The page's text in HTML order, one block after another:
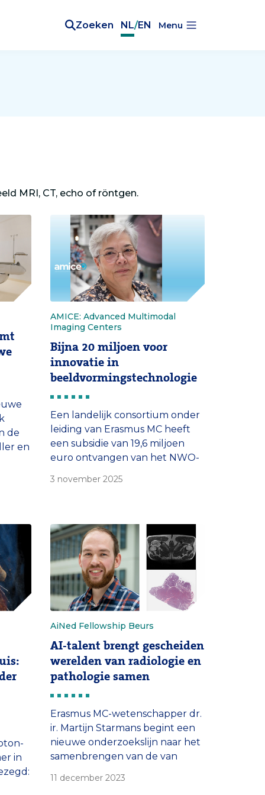
Zoeken NL/EN Menu
MRI, CT, echo of röntgen.
de
en
AMICE: Advanced Multimodal
Imaging Centers
Bijna 20 miljoen voor
innovatie in
beeldvormingstechnologie
Een landelijk consortium onder
leiding van Erasmus MC heeft
een subsidie van 19,6 miljoen
euro ontvangen van het NWO-
Research Infrastructures. Het
investeren in de ontwikkeling
en verfijning van
beeldvormende technieken die
cruciaal zijn voor biomedisch
wetenschappelijk onderzoek.
3 november 2025
in
AiNed Fellowship Beurs
AI-talent brengt gescheiden
werelden van radiologie en
pathologie samen
Erasmus MC-wetenschapper dr.
ir. Martijn Starmans begint een
nieuwe onderzoekslijn naar het
samenbrengen van de van
van radiologie en pathologie, in
11 december 2023